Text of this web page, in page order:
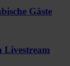
Gäste
Livestream